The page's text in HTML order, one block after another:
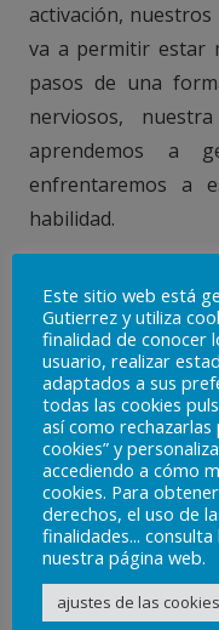
activación,
va a permitir estar
pasos de una
nerviosos,
aprendemos a
enfrentaremos a
habilidad.
Mi
mismo
puedo
Cuando nuestra
nosotros, cuando
puede que
solucionar la
Este sitio web está
Gutierrez y utiliza
finalidad de conocer
usuario, realizar
adaptados a sus
todas las cookies
así como rechazarlas
cookies” y
accediendo a cómo
cookies. Para
derechos, el uso de
finalidades... consulta
nuestra página web.
ajustes de las cookies